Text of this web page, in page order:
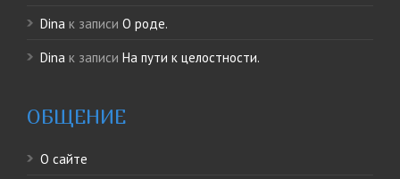
Dina к записи О роде.
Dina к записи На пути к целостности.
ОБЩЕНИЕ
О сайте